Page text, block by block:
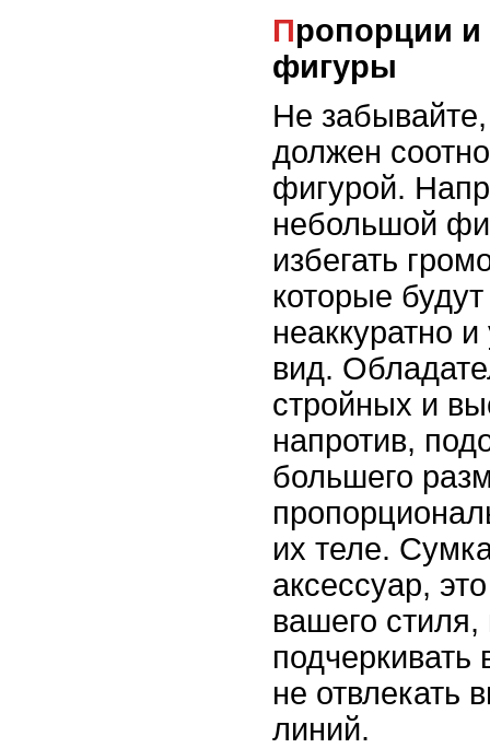
Пропорции и особенности
фигуры
Не
должен
фигурой.
небольшой
избегать
которые
неаккуратно
вид.
стройных и
напротив,
большего
их теле.
аксессуар,
вашего
подчеркивать
не отвлекать
линий.